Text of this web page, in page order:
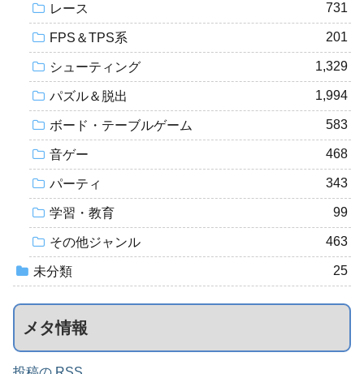
レース 731
FPS＆TPS系 201
シューティング 1,329
パズル＆脱出 1,994
ボード・テーブルゲーム 583
音ゲー 468
パーティ 343
学習・教育 99
その他ジャンル 463
未分類 25
メタ情報